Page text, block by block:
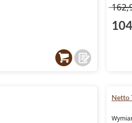
Netto